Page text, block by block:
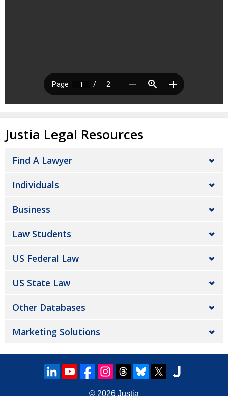
Justia Legal Resources
Find A Lawyer
Individuals
Business
Law Students
US Federal Law
US State Law
Other Databases
Marketing Solutions
© 2026 Justia